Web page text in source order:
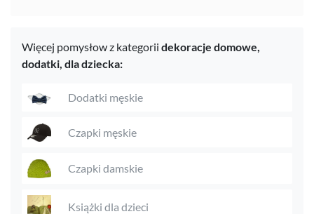
Więcej pomysłow z kategorii dekoracje domowe,
dodatki, dla dziecka:
Dodatki męskie
Czapki męskie
Czapki damskie
Książki dla dzieci